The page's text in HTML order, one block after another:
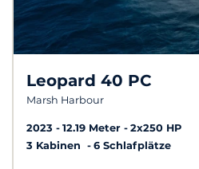
Leopard 40 PC
Marsh Harbour
2023 12.19 Meter
2x250 HP
3 Kabinen
6 Schlafplätze